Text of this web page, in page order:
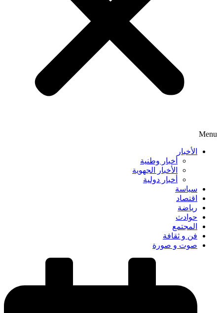
Menu
الأخبار
أخبار وطنية
الأخبار الجهوية
أخبار دولية
سياسة
اقتصاد
رياضة
حوادث
المجتمع
فن و ثقافة
صوت و صورة